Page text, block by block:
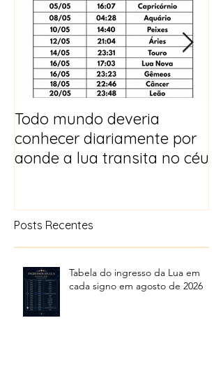
Todo mundo deveria
conhecer diariamente por
aonde a lua transita no céu
Posts Recentes
Tabela do ingresso da Lua em
cada signo em agosto de 2026